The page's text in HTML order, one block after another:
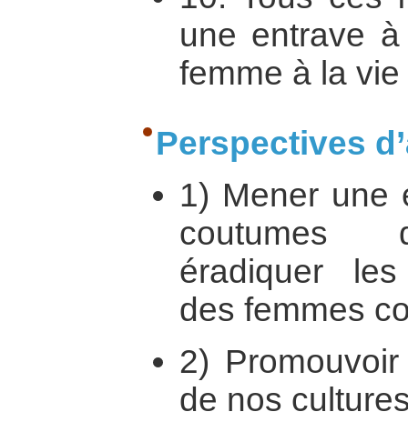
une entrave
femme à la
Perspectives
1) Mener une
coutumes
éradiquer
des femmes
2)
de nos